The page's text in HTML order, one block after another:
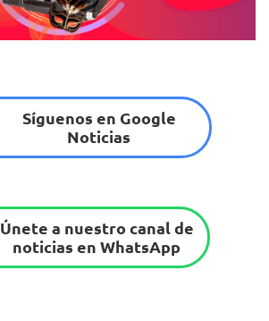
Síguenos en Google
Noticias
Únete a nuestro canal de
noticias en WhatsApp